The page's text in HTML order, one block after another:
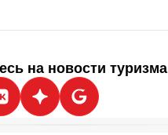
на новости туризма